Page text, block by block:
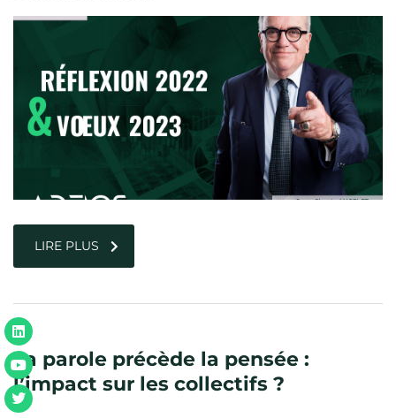
LIRE PLUS
La parole précède la pensée :
l’impact sur les collectifs ?